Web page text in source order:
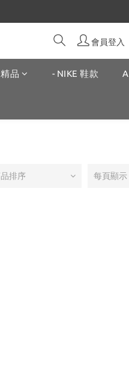
會員登入
品 - NIKE 鞋款
排序 每頁顯示